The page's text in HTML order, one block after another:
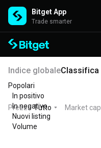
Bitget App
Trade smarter
Indice globaleClassifica
Popolari
In positivo
In negativo
Nuovi listing
Volume
Prezzo Tutto Market cap